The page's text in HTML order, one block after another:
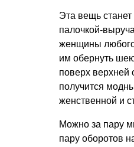
Эта вещь станет
палочкой-
женщины
им обернуть
поверх верхней
получится
женственной и
Можно за пару
пару оборотов